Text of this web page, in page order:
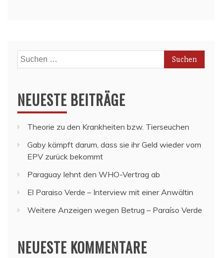
Suchen
nach:
NEUESTE BEITRÄGE
Theorie zu den Krankheiten bzw. Tierseuchen
Gaby kämpft darum, dass sie ihr Geld wieder vom
EPV zurück bekommt
Paraguay lehnt den WHO-Vertrag ab
El Paraiso Verde – Interview mit einer Anwältin
Weitere Anzeigen wegen Betrug – Paraíso Verde
NEUESTE KOMMENTARE